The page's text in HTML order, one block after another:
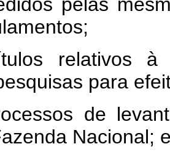
relativos à
para
de
Nacional;